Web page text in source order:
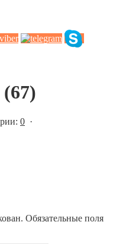
0 ·
Обязательные поля